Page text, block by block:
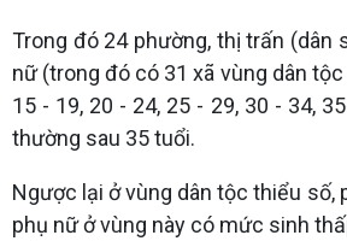
Trong đó 24 phường, thị trấn
nữ (trong đó có 31 xã vùng dân
15 - 19, 20 - 24, 25 - 29, 30 - 34,
thường sau 35 tuổi.
Ngược lại ở vùng dân tộc thiểu
phụ nữ ở vùng này có mức sinh